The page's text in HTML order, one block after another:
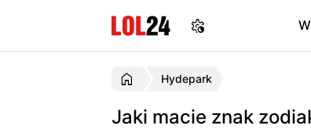
Hydepark
Jaki macie znak